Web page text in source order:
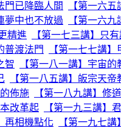
門已降臨人間
【第一六
夢中也不放過
【第一六
精進
【第一七三講】只
普渡法門
【第一七七講
智
【第一八一講】宇宙
【第一八五講】皈宗天
佈施 【第一八九講】修
改革起
【第一九三講】
再相機點化
【第一九七